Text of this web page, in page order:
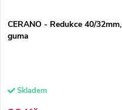
CERANO - Redukce 40/32mm,
guma
Skladem